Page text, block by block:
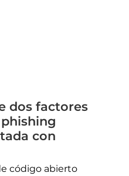
dos factores
con
código abierto